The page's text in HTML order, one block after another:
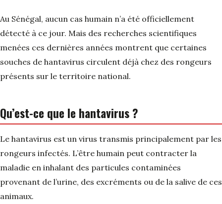
Au Sénégal, aucun cas humain n’a été officiellement
détecté à ce jour. Mais des recherches scientifiques
menées ces dernières années montrent que certaines
souches de hantavirus circulent déjà chez des rongeurs
présents sur le territoire national.
Qu’est-ce que le hantavirus ?
Le hantavirus est un virus transmis principalement par les
rongeurs infectés. L’être humain peut contracter la
maladie en inhalant des particules contaminées
provenant de l’urine, des excréments ou de la salive de ces
animaux.